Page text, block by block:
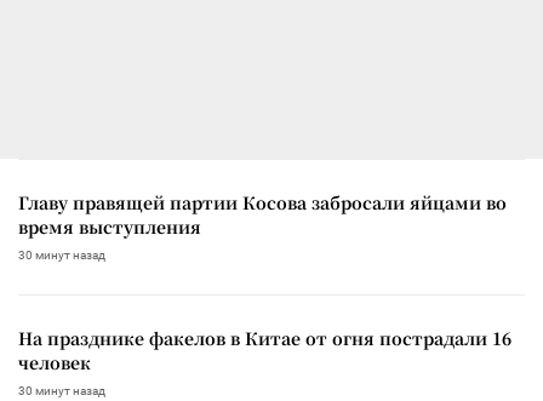
Главу правящей партии Косова забросали яйцами во
время выступления
30 минут назад
На празднике факелов в Китае от огня пострадали 16
человек
30 минут назад